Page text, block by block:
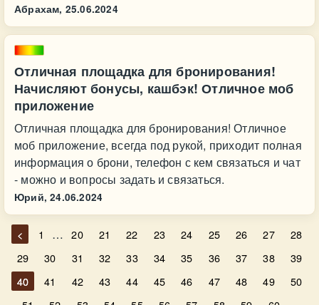
Абрахам, 25.06.2024
Отличная площадка для бронирования!
Начисляют бонусы, кашбэк! Отличное моб
приложение
Отличная площадка для бронирования! Отличное
моб приложение, всегда под рукой, приходит полная
информация о брони, телефон с кем связаться и чат
- можно и вопросы задать и связаться.
Юрий, 24.06.2024
< 1 … 20 21 22 23 24 25 26 27
28
29
30 31 32 33 34 35 36 37 38
39
40
41 42 43 44 45 46 47 48 49
50